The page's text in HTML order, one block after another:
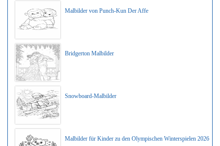
Malbilder von Punch-Kun Der Affe
Bridgerton Malbilder
Snowboard-Malbilder
Malbilder für Kinder zu den Olympischen Winterspielen 2026